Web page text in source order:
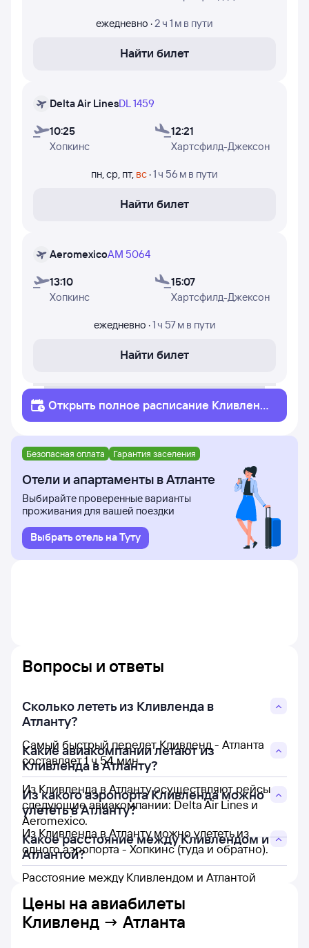
недели, в которые авиакомпании Delta Air Lines и
Aeromexico осуществляют полёты.
ежедневно ·2 ч 1 м в пути
Найти билет
Delta Air LinesDL 1459
10:25
Хопкинс
12:21
Хартсфилд-Джексон
пн,ср, пт, вс ·1 ч 56 м в пути
Найти билет
AeromexicoAM 5064
13:10
Хопкинс
15:07
Хартсфилд-Джексон
ежедневно ·1 ч 57 м в пути
Найти билет
Открыть полное расписание Кливленд
Атланта
Безопасная оплата Гарантия заселения
Отели и апартаменты в Атланте
Выбирайте проверенные варианты
проживания для вашей поездки
Выбрать отель на Туту
Вопросы и ответы
Сколько лететь из Кливленда в
Атланту?
Самый быстрый перелет Кливленд - Атланта
составляет 1 ч 54 мин.
Какие авиакомпании летают из
Кливленда в Атланту?
Из Кливленда в Атланту осуществляют рейсы
следующие авиакомпании: Delta Air Lines и
Aeromexico.
Из какого аэропорта Кливленда можно
улететь в Атланту?
Из Кливленда в Атланту можно улететь из
одного аэропорта - Хопкинс (туда и обратно).
Какое расстояние между Кливлендом и
Атлантой?
Расстояние между Кливлендом и Атлантой
Цены на авиабилеты
Кливленд → Атланта